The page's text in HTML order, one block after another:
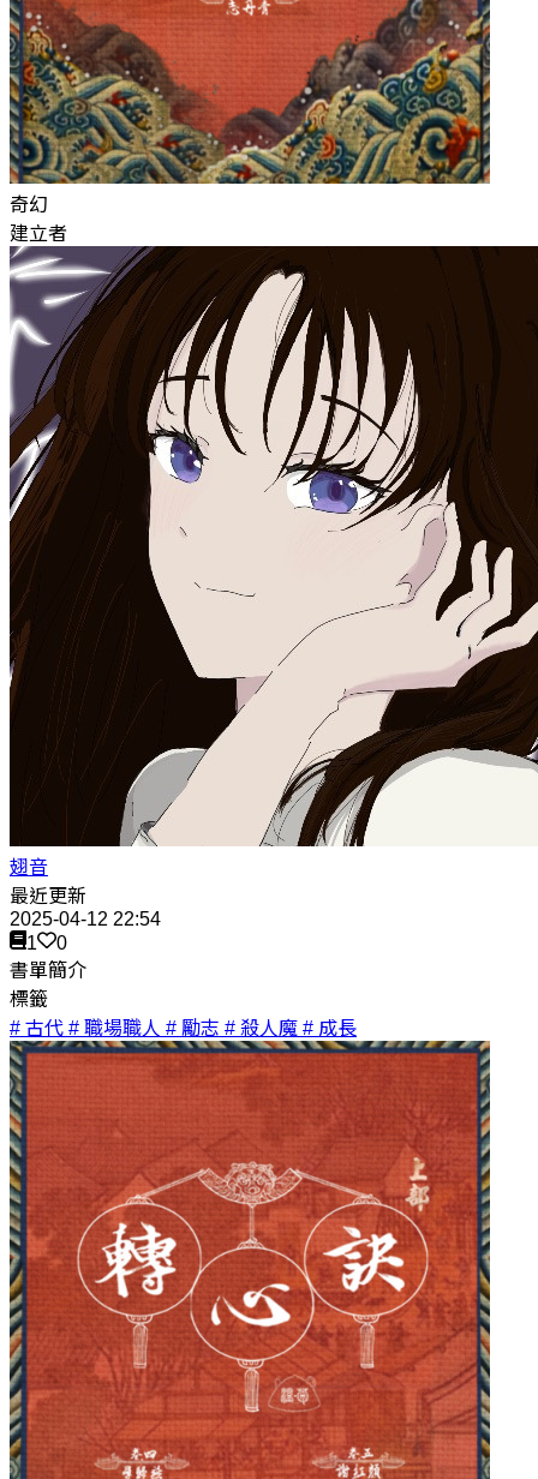
奇幻
建立者
翅音
最近更新
2025-04-12 22:54
1
0
書單簡介
標籤
# 古代 # 職場職人 # 勵志 # 殺人魔 # 成長